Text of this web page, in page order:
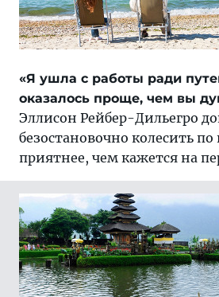
«Я ушла с работы ради
оказалось проще, чем вы
Эллисон Рейбер-Дильегро
безостановочно колесить
приятнее, чем кажется на